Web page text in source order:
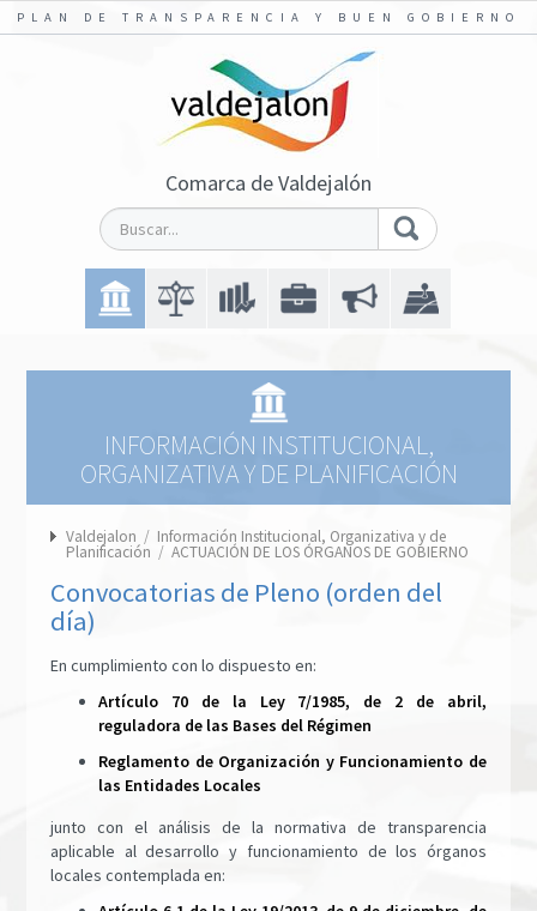
PLAN DE TRANSPARENCIA Y BUEN GOBIERNO
Comarca de Valdejalón
INFORMACIÓN INSTITUCIONAL,
ORGANIZATIVA Y DE PLANIFICACIÓN
Valdejalon / Información Institucional, Organizativa y de
Planificación / ACTUACIÓN DE LOS ÓRGANOS DE GOBIERNO
Convocatorias de Pleno (orden del
día)
En cumplimiento con lo dispuesto en:
Artículo 70 de la Ley 7/1985, de 2 de abril,
reguladora de las Bases del Régimen
Reglamento de Organización y Funcionamiento de
las Entidades Locales
junto con el análisis de la normativa de transparencia
aplicable al desarrollo y funcionamiento de los órganos
locales contemplada en: